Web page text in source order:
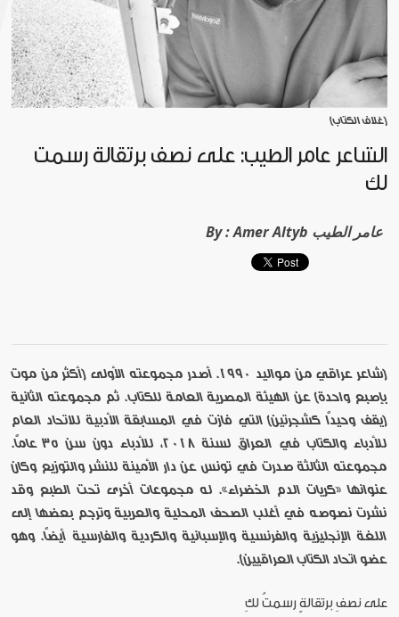
[غلاف الكتاب]
الشاعر عامر الطيب: على نصف برتقالة رسمتُ
لك
By : Amer Altyb عامر الطيب
[شاعر عراقي من مواليد 1990. أصدر مجموعته الأولى (أكثر من موت
بإصبع واحدة) عن الهيئة المصرية العامة للكتاب. ثم مجموعته الثانية
(يقف وحيداً كشجرتين) التي فازت في المسابقة الأدبية للاتحاد العام
للأدباء والكتاب في العراق لسنة 2018، للأدباء دون سن 35 عاماً.
مجموعته الثالثة صدرت في تونس عن دار الأمينة للنشر والتوزيع وكان
عنوانها «كريات الدم الخضراء». له مجموعات أخرى تحت الطبع وقد
نشرت نصوصه في أغلب الصحف المحلية والعربية وترجم بعضها إلى
اللغة الإنجليزية والفرنسية والإسبانية والكردية والفارسية أيضاً. وهو
عضو اتحاد الكتاب العراقيين].
على نصفِ برتقالةٍ رسمتُ لكِ